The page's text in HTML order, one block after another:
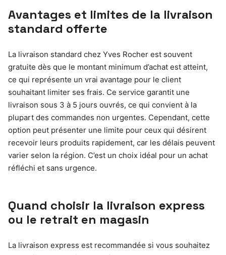
Avantages et limites de la livraison
standard offerte
La livraison standard chez Yves Rocher est souvent
gratuite dès que le montant minimum d’achat est atteint,
ce qui représente un vrai avantage pour le client
souhaitant limiter ses frais. Ce service garantit une
livraison sous 3 à 5 jours ouvrés, ce qui convient à la
plupart des commandes non urgentes. Cependant, cette
option peut présenter une limite pour ceux qui désirent
recevoir leurs produits rapidement, car les délais peuvent
varier selon la région. C’est un choix idéal pour un achat
réfléchi et sans urgence.
Quand choisir la livraison express
ou le retrait en magasin
La livraison express est recommandée si vous souhaitez